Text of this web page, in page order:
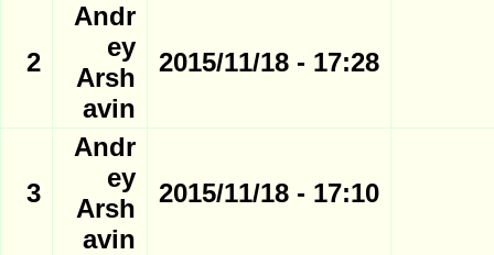
17:28 - 2015/11/18
Andr
ey
Arsh
avin
2
17:10 - 2015/11/18
Andr
ey
Arsh
avin
3